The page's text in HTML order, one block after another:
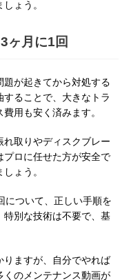
ょう。
ヶ月に1回
が起きてから対処する
ることで、大きなトラ
用も安く済みます。
取りやディスクブレー
ロに任せた方が安全で
ょう。
について、正しい手順を
別な技術は不要で、基
ますが、自分でやれば
のメンテナンス動画が